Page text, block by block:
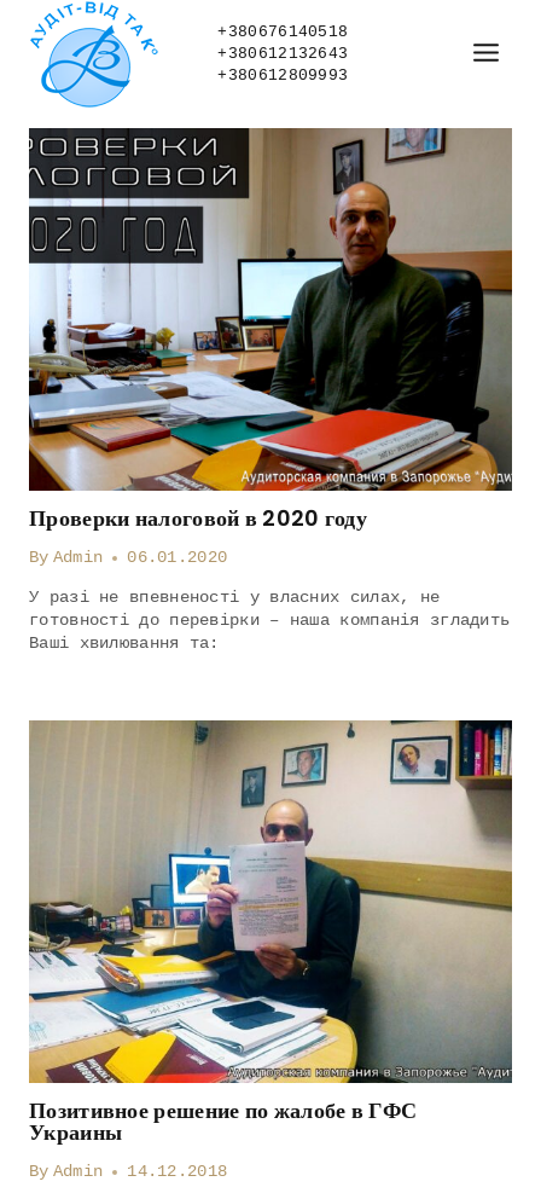
content
+380676140518
+380612132643
+380612809993
Проверки налоговой в 2020 году
By Admin 06.01.2020
У разі не впевненості у власних силах, не
готовності до перевірки – наша компанія згладить
Ваші хвилювання та:
Позитивное решение по жалобе в ГФС
Украины
By Admin 14.12.2018